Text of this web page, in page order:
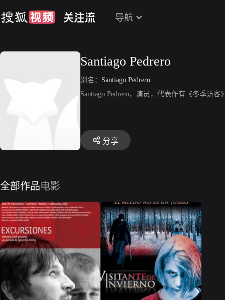
导航
Santiago Pedrero
别名： Santiago Pedrero
Santiago Pedrero，演员，代表作有《冬季访客
分享
全部作品电影